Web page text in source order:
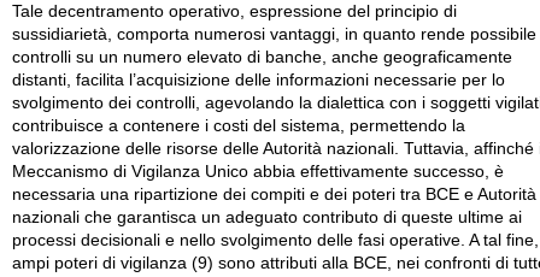
Tale decentramento operativo, espressione del principio di
sussidiarietà, comporta numerosi vantaggi, in quanto rende possibile
controlli su un numero elevato di banche, anche geograficamente
distanti, facilita l’acquisizione delle informazioni necessarie per lo
svolgimento dei controlli, agevolando la dialettica con i soggetti
contribuisce a contenere i costi del sistema, permettendo la
valorizzazione delle risorse delle Autorità nazionali. Tuttavia, affinché
Meccanismo di Vigilanza Unico abbia effettivamente successo, è
necessaria una ripartizione dei compiti e dei poteri tra BCE e Autorità
nazionali che garantisca un adeguato contributo di queste ultime ai
processi decisionali e nello svolgimento delle fasi operative. A tal fine,
ampi poteri di vigilanza (9) sono attributi alla BCE, nei confronti di